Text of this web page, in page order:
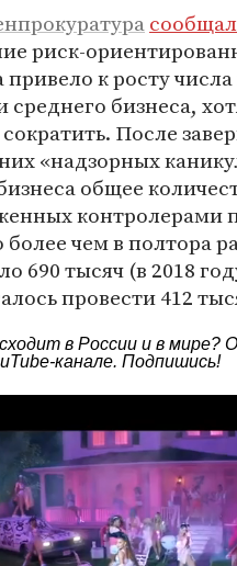
риск-
к росту
среднего бизнеса,
После
«надзорных
общее
контролерами
чем в полтора
690 тысяч (в 2018
провести 412
в России и в мире?
канале. Подпишись!